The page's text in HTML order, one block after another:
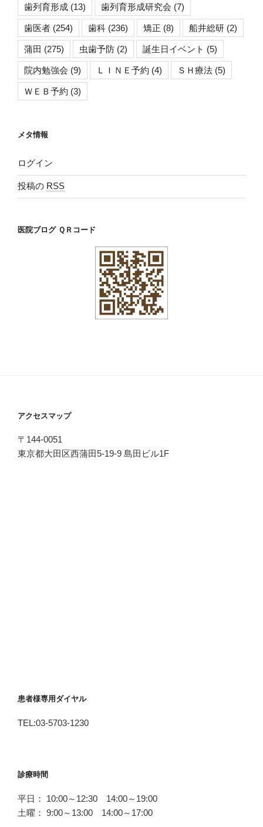
歯列育形成 (13) 歯列育形成研究会 (7)
歯医者 (254) 歯科 (236) 矯正 (8) 船井総研 (2)
蒲田 (275) 虫歯予防 (2) 誕生日イベント (5)
院内勉強会 (9) ＬＩＮＥ予約 (4) ＳＨ療法 (5)
ＷＥＢ予約 (3)
メタ情報
ログイン
投稿の RSS
医院ブログ ＱＲコード
アクセスマップ
〒144-0051
東京都大田区西蒲田5-19-9 島田ビル1F
患者様専用ダイヤル
TEL:03-5703-1230
診療時間
平日： 10:00～12:30 14:00～19:00
土曜： 9:00～13:00 14:00～17:00